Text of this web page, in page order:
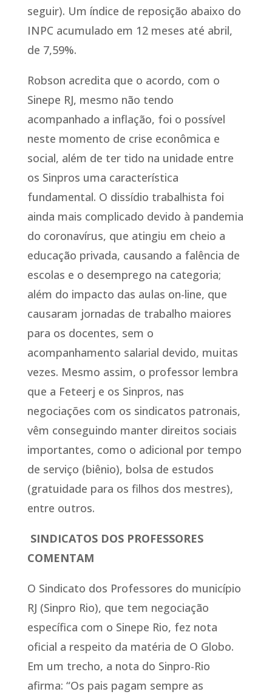
seguir). Um índice de reposição abaixo do
INPC acumulado em 12 meses até abril,
de 7,59%.
Robson acredita que o acordo, com o
Sinepe RJ, mesmo não tendo
acompanhado a inflação, foi o possível
neste momento de crise econômica e
social, além de ter tido na unidade entre
os Sinpros uma característica
fundamental. O dissídio trabalhista foi
ainda mais complicado devido à pandemia
do coronavírus, que atingiu em cheio a
educação privada, causando a falência de
escolas e o desemprego na categoria;
além do impacto das aulas on-line, que
causaram jornadas de trabalho maiores
para os docentes, sem o
acompanhamento salarial devido, muitas
vezes. Mesmo assim, o professor lembra
que a Feteerj e os Sinpros, nas
negociações com os sindicatos patronais,
vêm conseguindo manter direitos sociais
importantes, como o adicional por tempo
de serviço (biênio), bolsa de estudos
(gratuidade para os filhos dos mestres),
entre outros.
SINDICATOS DOS PROFESSORES
COMENTAM
O Sindicato dos Professores do município
RJ (Sinpro Rio), que tem negociação
específica com o Sinepe Rio, fez nota
oficial a respeito da matéria de O Globo.
Em um trecho, a nota do Sinpro-Rio
afirma: “Os pais pagam sempre as